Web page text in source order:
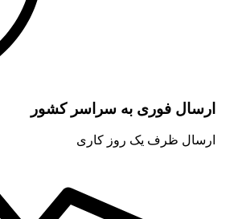
ارسال فوری به سراسر کشور
ارسال ظرف یک روز کاری